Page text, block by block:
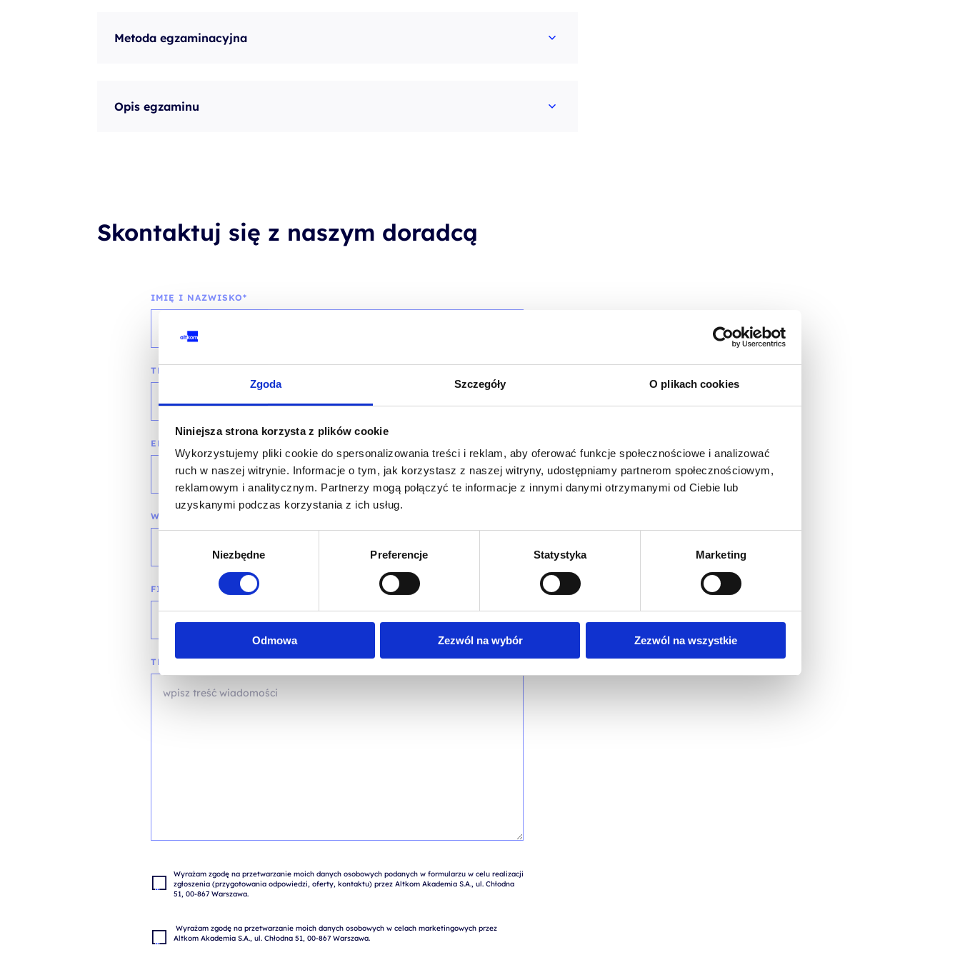
Zgoda Szczegóły O plikach cookies
Niniejsza strona korzysta z plików cookie
Wykorzystujemy pliki cookie do spersonalizowania treści i reklam, aby oferować funkcje społecznościowe i analizować
ruch w naszej witrynie. Informacje o tym, jak korzystasz z naszej witryny, udostępniamy partnerom społecznościowym,
reklamowym i analitycznym. Partnerzy mogą połączyć te informacje z innymi danymi otrzymanymi od Ciebie lub
uzyskanymi podczas korzystania z ich usług.
Niezbędne Preferencje Statystyka Marketing
Odmowa Zezwól na wybór Zezwól na wszystkie
Metoda egzaminacyjna
Opis egzaminu
Skontaktuj się z naszym doradcą
IMIĘ I NAZWISKO*
TELEFON KONTAKTOWY*
EMAIL*
WOJEWÓDZTWO*
FIRMA
TREŚĆ WIADOMOŚCI*
Wyrażam zgodę na przetwarzanie moich danych osobowych podanych w formularzu w celu realizacji
zgłoszenia (przygotowania odpowiedzi, oferty, kontaktu) przez Altkom Akademia S.A., ul. Chłodna